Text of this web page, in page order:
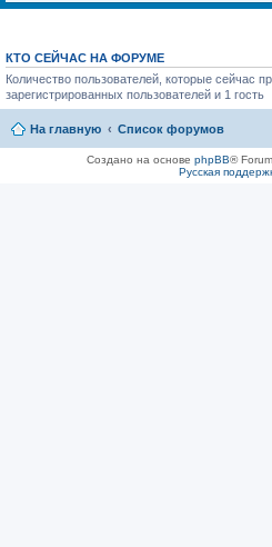
КТО СЕЙЧАС НА ФОРУМЕ
Количество пользователей, которые сейчас
зарегистрированных пользователей и 1 гость
На главную Список форумов
Создано на основе phpBB®
Русская